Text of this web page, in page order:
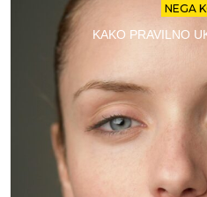
NEGA
KAKO PRAVILNO